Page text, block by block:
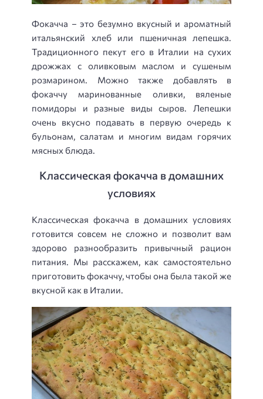
Фокачча – это безумно вкусный и ароматный
итальянский хлеб или пшеничная лепешка.
Традиционного пекут его в Италии на сухих
дрожжах с оливковым маслом и сушеным
розмарином. Можно также добавлять в
фокаччу маринованные оливки, вяленые
помидоры и разные виды сыров. Лепешки
очень вкусно подавать в первую очередь к
бульонам, салатам и многим видам горячих
мясных блюда.
Классическая фокачча в домашних
условиях
Классическая фокачча в домашних условиях
готовится совсем не сложно и позволит вам
здорово разнообразить привычный рацион
питания. Мы расскажем, как самостоятельно
приготовить фокаччу, чтобы она была такой же
вкусной как в Италии.